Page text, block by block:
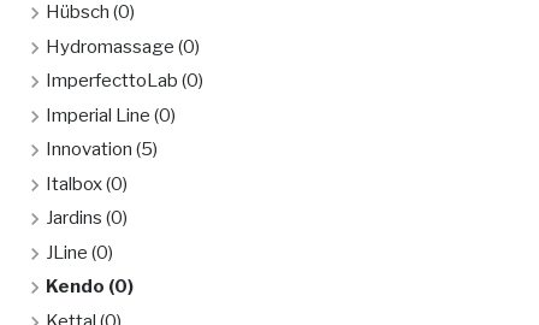
Hübsch (0)
Hydromassage (0)
ImperfecttoLab (0)
Imperial Line (0)
Innovation (5)
Italbox(0)
Jardins (0)
JLine (0)
Kendo (0)